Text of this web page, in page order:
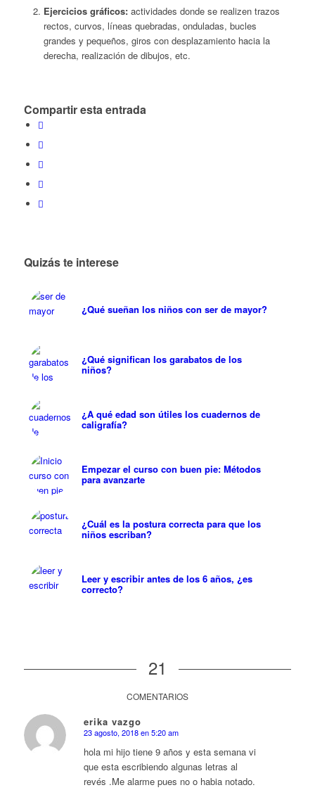
Ejercicios gráficos:actividades donde se realizen trazos
rectos, curvos, líneas quebradas, onduladas, bucles
grandes y pequeños, giros con desplazamiento hacia la
derecha, realización de dibujos, etc.
Compartir esta entrada
Quizás te interese
¿Qué sueñan los niños con ser de mayor?
¿Qué significan los garabatos de los
niños?
¿A qué edad son útiles los cuadernos de
caligrafía?
Empezar el curso con buen pie: Métodos
para avanzarte
¿Cuál es la postura correcta para que los
niños escriban?
Leer y escribir antes de los 6 años, ¿es
correcto?
21
COMENTARIOS
erika vazgo
Dice:
23 agosto, 2018 en 5:20 am
hola mi hijo tiene 9 años y esta semana vi
que esta escribiendo algunas letras al
revés .Me alarme pues no o habia notado.